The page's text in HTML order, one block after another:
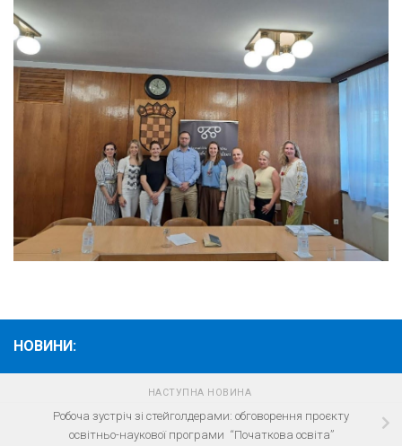
НОВИНИ:
НАСТУПНА НОВИНА
Робоча зустріч зі стейголдерами: обговорення проєкту
освітньо-наукової програми “Початкова освіта”